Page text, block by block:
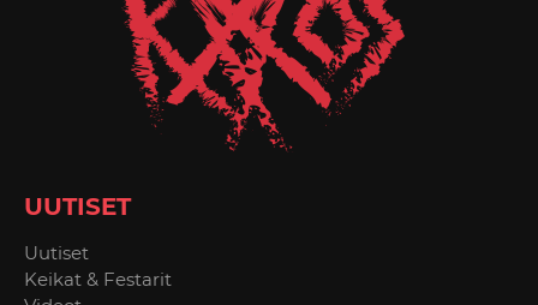
UUTISET
Uutiset
Keikat & Festarit